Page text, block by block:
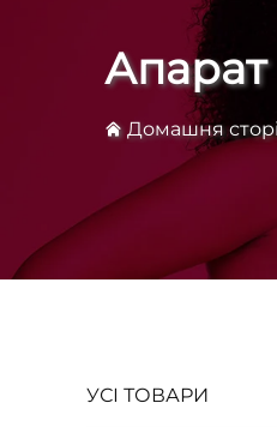
Апарат
Домашня
УСІ ТОВАРИ